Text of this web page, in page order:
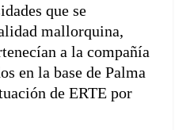
que se
mallorquina,
a la compañía
en la base de Palma
de ERTE por